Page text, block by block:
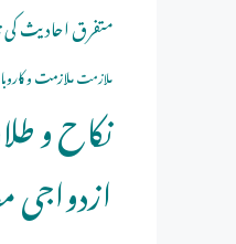
متفرق احادیث
ملازمتملازمت و
نکاح و
ازدواجی